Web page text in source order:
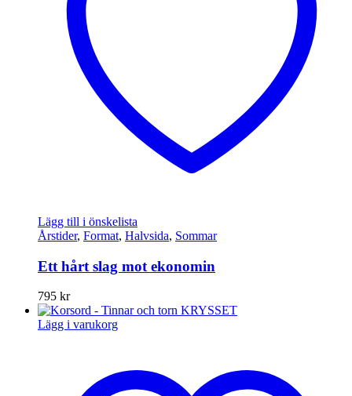
Lägg till i önskelista
Årstider, Format, Halvsida, Sommar
Ett hårt slag mot ekonomin
795 kr
Lägg i varukorg